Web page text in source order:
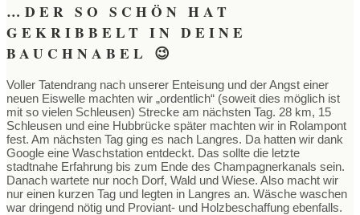
…DER SO SCHÖN HAT
GEKRIBBELT IN DEINE
BAUCHNABEL 😉
Voller Tatendrang nach unserer Enteisung und der Angst einer
neuen Eiswelle machten wir „ordentlich“ (soweit dies möglich ist
mit so vielen Schleusen) Strecke am nächsten Tag. 28 km, 15
Schleusen und eine Hubbrücke später machten wir in Rolampont
fest. Am nächsten Tag ging es nach Langres. Da hatten wir dank
Google eine Waschstation entdeckt. Das sollte die letzte
stadtnahe Erfahrung bis zum Ende des Champagnerkanals sein.
Danach wartete nur noch Dorf, Wald und Wiese. Also macht wir
nur einen kurzen Tag und legten in Langres an. Wäsche waschen
war dringend nötig und Proviant- und Holzbeschaffung ebenfalls.